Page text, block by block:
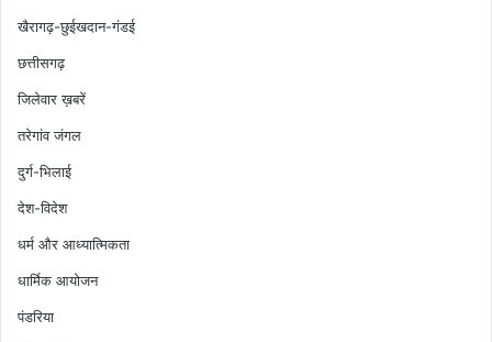
खैरागढ़-छुईखदान-गंडई
छत्तीसगढ़
जिलेवार ख़बरें
तरेगांव जंगल
दुर्ग-भिलाई
देश-विदेश
धर्म और आध्यात्मिकता
धार्मिक आयोजन
पंडरिया